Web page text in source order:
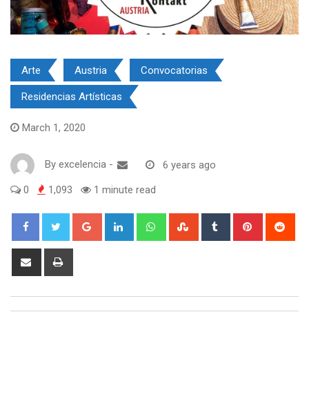
Arte Austria Convocatorias
Residencias Artísticas
March 1, 2020
By excelencia - 6 years ago
0 1,093 1 minute read
Google+ LinkedIn WhatsappStumbleUpon
Tumblr Pinterest
Share